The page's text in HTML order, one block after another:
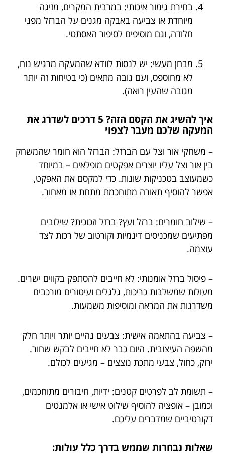
בחירת גימור איכותי: במרבית המקרים, מזיגה
מיוחדת או צביעה באבקה מגנים על הברזל מפני
חלודה, וגם מוסיפים לסיפור האסתטי.
מבחן מעשי: יש לנסות לוודא שהמעקה מרגיש נוח,
לא מחוספס, ועם גובה מתאים (כי בטיחות זה יותר
מגובה שהעין רואה).
איך להשיג את הקסם הזה? 5 דרכים לשדרג את
המעקה שלכם מעבר לצפוי
– משחקי אור וצל עם הברזל: הברזל הוא חומר שהמשחק
בין אור וצל עליו יוצרים אפקטים מופלאים – במיוחד
כשמעוצב בטכניקות שונות. כדי למקסם את האפקט,
אפשר להוסיף תאורה מתוחכמת מתחת או מאחור.
– שילוב חומרים: ברזל ועץ? ברזל וזכוכית? שילובים
מפתיעים שמכניסים דינמיות וקורטוב של רכות לצד
עוצמה.
– פיסול ברזל אומנותי: לא חייבים להסתפק בקווים ישרים.
מעולות שמשלבות כריכות, גלגלים ועיטורים מורכבים
משדרגות את המראה ומוסיפות משמעות.
– צביעה בהתאמה אישית: צבעים נהיים יותר ויותר חלק
מהשפה העיצובית. היום כבר לא חייבים לבקש שחור.
ירוק, כחול, צבעי מתכת נוצצים – מגיעים לכולם.
– תשומת לב לפרטים קטנים: ידיות, חיבורים מתוחכמים,
וכמובן – אופציה להוסיף שילוט אישי או אלמנטים
דקורטיביים שמדברים עליכם.
שאלות נבחרות שממש בדרך כלל עולות: